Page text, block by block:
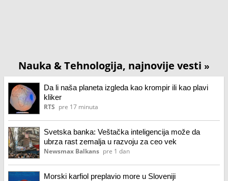
Nauka & Tehnologija, najnovije vesti »
Da li naša planeta izgleda kao krompir ili kao plavi
kliker
RTS pre 17 minuta
Svetska banka: Veštačka inteligencija može da
ubrza rast zemalja u razvoju za ceo vek
Newsmax Balkans pre 1 dan
Morski karfiol preplavio more u Sloveniji